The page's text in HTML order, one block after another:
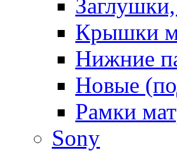
Крышки
Нижние
Новые
Рамки
Sony